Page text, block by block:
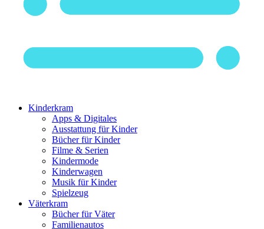
Kinderkram
Apps & Digitales
Ausstattung für Kinder
Bücher für Kinder
Filme & Serien
Kindermode
Kinderwagen
Musik für Kinder
Spielzeug
Väterkram
Bücher für Väter
Familienautos